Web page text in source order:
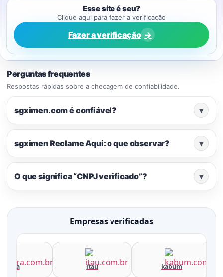
Esse site é seu?
Clique aqui para fazer a verificação
Fazer a verificação →
Perguntas frequentes
Respostas rápidas sobre a checagem de confiabilidade.
sgximen.com é confiável? ▾
sgximen Reclame Aqui: o que observar? ▾
O que significa “CNPJ verificado”? ▾
Empresas verificadas
itau kabum